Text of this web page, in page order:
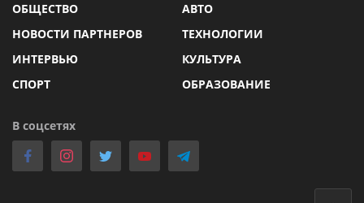
ОБЩЕСТВО
АВТО
НОВОСТИ ПАРТНЕРОВ
ТЕХНОЛОГИИ
ИНТЕРВЬЮ
КУЛЬТУРА
СПОРТ
ОБРАЗОВАНИЕ
В соцсетях